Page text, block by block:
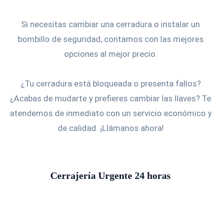
Si necesitas cambiar una cerradura o instalar un
bombillo de seguridad, contamos con las mejores
opciones al mejor precio.
¿Tu cerradura está bloqueada o presenta fallos?
¿Acabas de mudarte y prefieres cambiar las llaves? Te
atendemos de inmediato con un servicio económico y
de calidad. ¡Llámanos ahora!
Cerrajería Urgente 24 horas